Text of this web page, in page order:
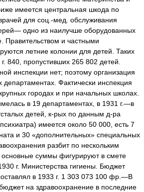
имеется центральная шкода по
для соц.-мед. обслуживания
одно из наилучше оборудованных
Правительством и частными
летние колонии для детей. Таких
840, пропустивших 265 802 детей.
инспекции нет; поэтому организация
департаментах. Фактически инспекция
городах и при начальных школах.
в 19 департаментах, в 1931 г.—в
детей, к-рых по данным д-ра
имеется около 50 000, есть 7
и 30 «дополнительных» специальных
разбит по нескольким
основные суммы фигурируют в смете
г. Министерства гигиены. Бюджет
в 1933 г. 1 303 073 100 фр.—В
на здравоохранение в последние